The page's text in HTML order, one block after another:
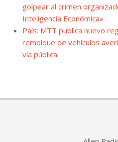
golpear al crimen
Inteligencia Económica»
País: MTT publica nuevo
remolque de vehículos
vía pública